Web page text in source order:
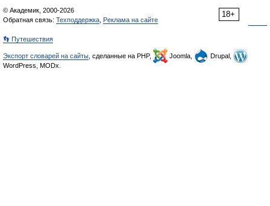
18+
© Академик, 2000-2026
Обратная связь: Техподдержка Реклама на сайте
👣 Путешествия
Экспорт словарей на сайты , сделанные на PHP, Joomla,
Drupal,
WordPress, MODx.